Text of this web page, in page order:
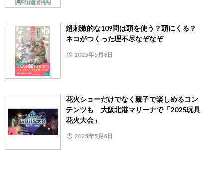
超刺激的な109問は頭を使う？頭にくる？
ネコがつくった理不尽なぞなぞ
2025年5月8日
花火ショーだけでなく親子で楽しめるコン
テンツも 大阪北港マリーナで「2025玩具
花火大会」
2025年5月8日